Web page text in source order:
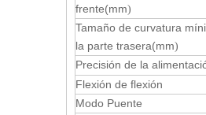
frente(mm)
Tamaño de curvatura
la parte trasera(mm)
Precisión de la
Flexión de flexión
Modo Puente